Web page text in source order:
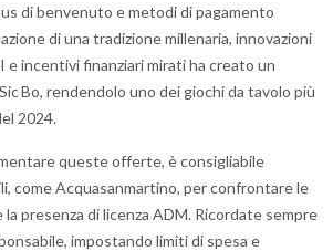
di benvenuto e metodi di pagamento
di una tradizione millenaria, innovazioni
e incentivi finanziari mirati ha creato un
Bo, rendendolo uno dei giochi da tavolo più
2024.
queste offerte, è consigliabile
come Acquasanmartino, per confrontare le
presenza di licenza ADM. Ricordate sempre
impostando limiti di spesa e